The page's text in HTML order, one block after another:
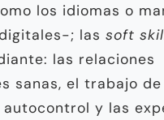
los idiomas o
; las soft
las relaciones
sanas, el trabajo de
y las